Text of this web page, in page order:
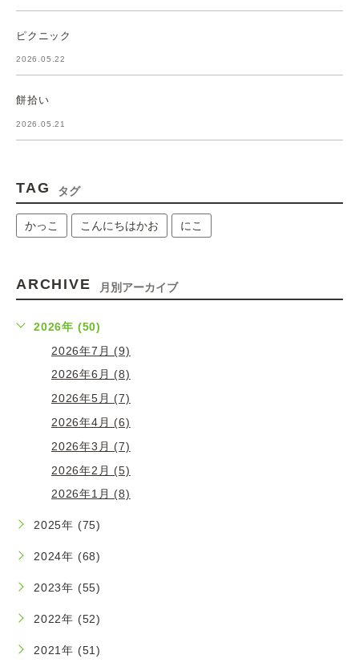
ピクニック
2026.05.22
餅拾い
2026.05.21
TAG タグ
かっこ こんにちはかお にこ
ARCHIVE 月別アーカイブ
2026年 (50)
2026年7月 (9)
2026年6月 (8)
2026年5月 (7)
2026年4月 (6)
2026年3月 (7)
2026年2月 (5)
2026年1月 (8)
2025年 (75)
2024年 (68)
2023年 (55)
2022年 (52)
2021年 (51)